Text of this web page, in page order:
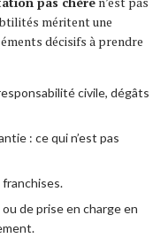
méritent une
décisifs à prendre
civile, dégâts
: ce qui n’est pas
de prise en charge en